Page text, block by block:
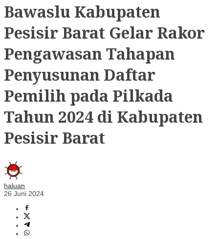
Bawaslu Kabupaten
Pesisir Barat Gelar Rakor
Pengawasan Tahapan
Penyusunan Daftar
Pemilih pada Pilkada
Tahun 2024 di Kabupaten
Pesisir Barat
haluan
26 Juni 2024